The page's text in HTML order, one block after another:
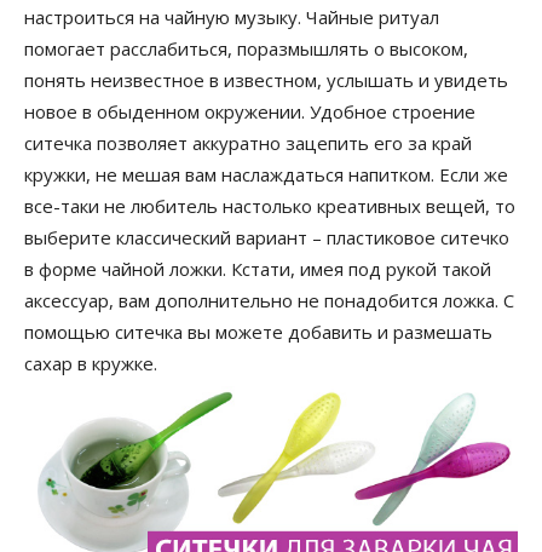
настроиться на чайную музыку. Чайные ритуал
помогает расслабиться, поразмышлять о высоком,
понять неизвестное в известном, услышать и увидеть
новое в обыденном окружении. Удобное строение
ситечка позволяет аккуратно зацепить его за край
кружки, не мешая вам наслаждаться напитком. Если же
все-таки не любитель настолько креативных вещей, то
выберите классический вариант – пластиковое ситечко
в форме чайной ложки. Кстати, имея под рукой такой
аксессуар, вам дополнительно не понадобится ложка. С
помощью ситечка вы можете добавить и размешать
сахар в кружке.